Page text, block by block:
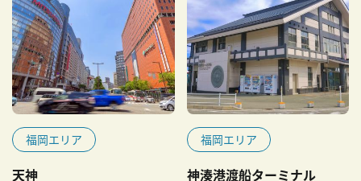
福岡エリア
天神
福岡エリア
神湊港渡船ターミナル